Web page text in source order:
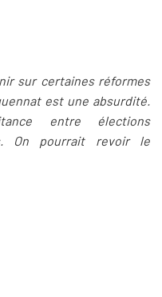
sur certaines réformes
est une absurdité.
entre élections
On pourrait revoir le